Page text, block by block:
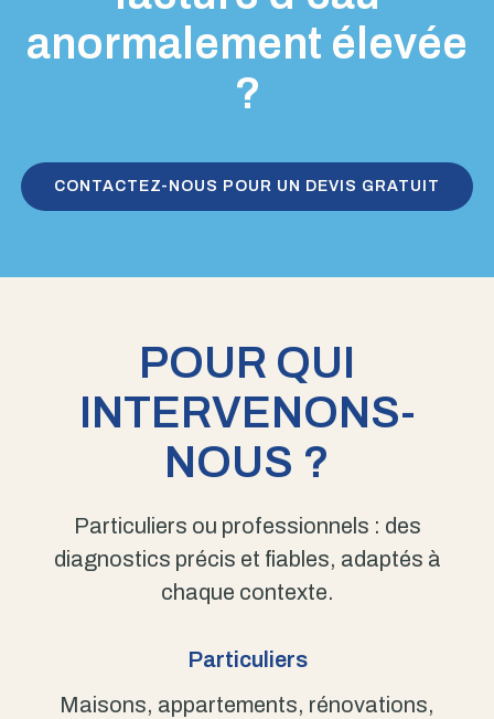
anormalement élevée
?
CONTACTEZ-NOUS POUR UN DEVIS GRATUIT
POUR QUI
INTERVENONS-
NOUS ?
Particuliers ou professionnels : des
diagnostics précis et fiables, adaptés à
chaque contexte.
Particuliers
Maisons, appartements, rénovations,